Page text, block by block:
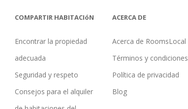
COMPARTIR HABITACIóN
Encontrar la propiedad
adecuada
Seguridad y respeto
Consejos para el alquiler
ACERCA DE
Acerca de RoomsLocal
Términos y condiciones
Política de privacidad
Blog